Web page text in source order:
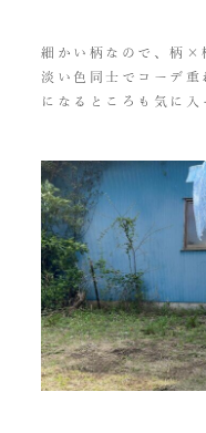
細かい柄なので、柄
淡い色同士でコーデ
になるところも気に入